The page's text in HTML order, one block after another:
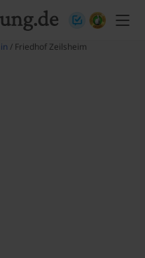
/ Friedhof Zeilsheim